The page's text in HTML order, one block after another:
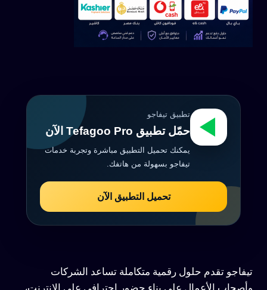
تطبيق تيفاجو
حمّل تطبيق Tefagoo Pro الآن
يمكنك تحميل التطبيق مباشرة وتجربة خدمات
تيفاجو بسهولة من هاتفك.
تحميل التطبيق الآن
تيفاجو تقدم حلول رقمية متكاملة تساعد الشركات